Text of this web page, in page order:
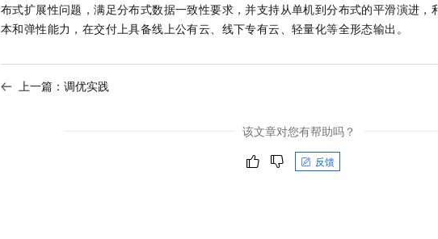
布式扩展性问题，满足分布式数据一致性要求，并支持从单机到分布式的平滑演进，
本和弹性能力，在交付上具备线上公有云、线下专有云、轻量化等全形态输出。
上一篇： 调优实践
该文章对您有帮助吗？
反馈